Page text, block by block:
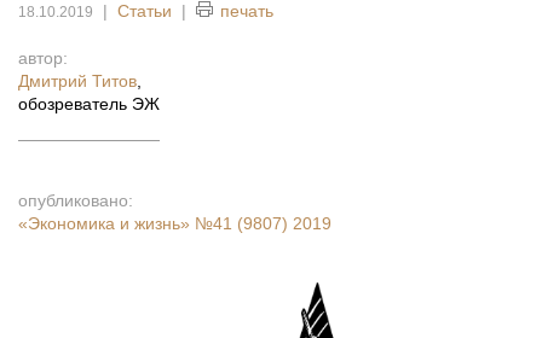
18.10.2019 | Статьи | печать
автор:
Дмитрий Титов
обозреватель ЭЖ
опубликовано:
«Экономика и жизнь» №41 (9807) 2019